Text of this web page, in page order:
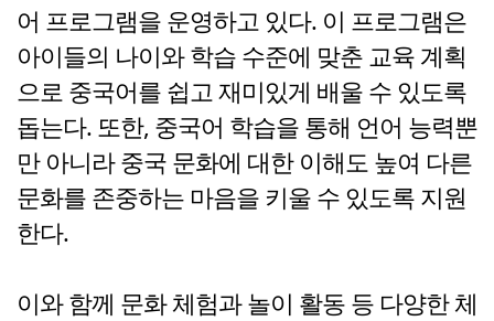
어 프로그램을 운영하고 있다. 이 프로그램은
아이들의 나이와 학습 수준에 맞춘 교육 계획
으로 중국어를 쉽고 재미있게 배울 수 있도록
돕는다. 또한, 중국어 학습을 통해 언어 능력뿐
만 아니라 중국 문화에 대한 이해도 높여 다른
문화를 존중하는 마음을 키울 수 있도록 지원
한다.
이와 함께 문화 체험과 놀이 활동 등 다양한 체